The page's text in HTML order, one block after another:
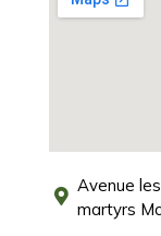
Avenue
martyrs